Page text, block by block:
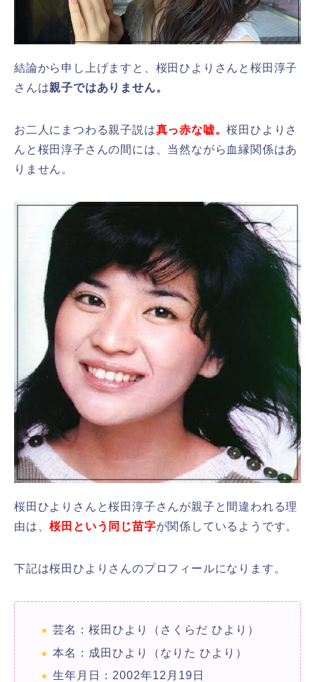
結論から申し上げますと、桜田ひよりさんと桜田淳子
さんは親子ではありません。
お二人にまつわる親子説は真っ赤な嘘。桜田ひよりさ
んと桜田淳子さんの間には、当然ながら血縁関係はあ
りません。
桜田ひよりさんと桜田淳子さんが親子と間違われる理
由は、桜田という同じ苗字が関係しているようです。
下記は桜田ひよりさんのプロフィールになります。
芸名：桜田ひより（さくらだ ひより）
本名：成田ひより（なりた ひより）
生年月日：2002年12月19日